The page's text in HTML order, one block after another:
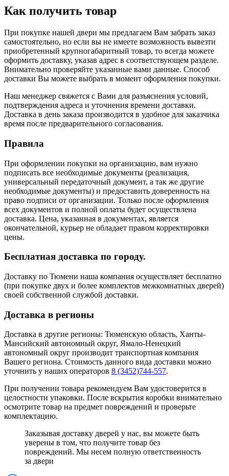
Как получить товар
При покупке нашей двери мы предлагаем Вам забрать заказ
самостоятельно, но если вы не имеете возможность вывезти
приобретенный крупногабаритный товар, то всегда можете
оформить доставку, указав адрес в соответствующем разделе.
Внимательно проверяйте указанные вами данные. Способ
доставки Вы можете выбрать в момент оформления покупки.
Наш менеджер свяжется с Вами для разъяснения условий,
подтверждения адреса и уточнения времени доставки.
Доставка в день заказа производится в удобное для заказчика
время после предварительного согласования.
Правила
При оформлении покупки на организацию, вам нужно
подписать все необходимые документы (реализация,
универсальный передаточный документ, а так же другие
необходимые документы) и предоставить доверенность на
право подписи от организации. Только после оформления
всех документов и полной оплаты будет осуществлена
доставка. Цена, указанная в документах, является
окончательной, курьер не обладает правом корректировки
цены.
Бесплатная доставка по городу.
Доставку по Тюмени наша компания осуществляет бесплатно
(при покупке двух и более комплектов межкомнатных дверей)
своей собственной службой доставки.
Доставка в регионы
Доставка в другие регионы: Тюменскую область, Ханты-
Мансийский автономный округ, Ямало-Ненецкий
автономный округ производит транспортная компания
Вашего региона. Стоимость данного вида доставки можно
уточнить у наших операторов 8 (3452)744-557.
При получении товара рекомендуем Вам удостоверится в
целостности упаковки. После вскрытия коробки внимательно
осмотрите товар на предмет повреждений и проверьте
комплектацию.
Заказывая доставку дверей у нас, вы можете быть
уверены в том, что получите товар без
повреждений. Мы несем полную ответственность
за двери